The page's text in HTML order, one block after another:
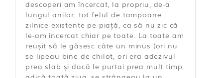
descoperi am încercat, la propriu, de-a
lungul anilor, tot felul de tampoane
zilnice existente pe piață, ca să nu zic că
le-am încercat chiar pe toate. La toate am
reușit să le găsesc câte un minus (ori nu
se lipeau bine de chilot, ori era adezivul
prea slab și dacă le purtai prea mult timp,